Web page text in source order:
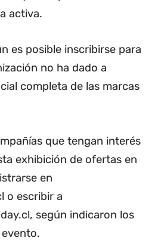
activa.
es posible inscribirse para
no ha dado a
completa de las marcas
que tengan interés
exhibición de ofertas en
en
o escribir a
según indicaron los